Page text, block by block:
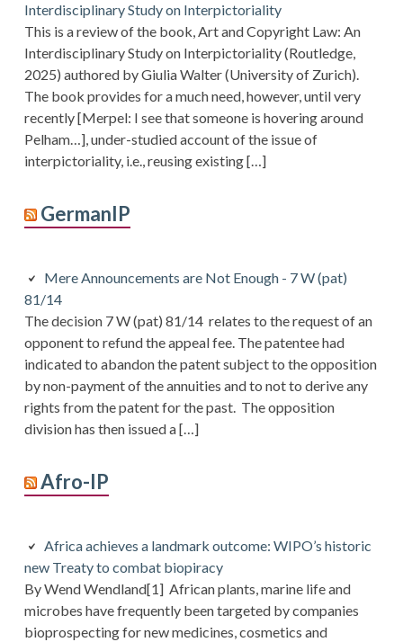
Interdisciplinary Study on Interpictoriality
This is a review of the book, Art and Copyright Law: An
Interdisciplinary Study on Interpictoriality (Routledge,
2025) authored by Giulia Walter (University of Zurich).
The book provides for a much need, however, until very
recently [Merpel: I see that someone is hovering around
Pelham…], under-studied account of the issue of
interpictoriality, i.e., reusing existing […]
GermanIP
Mere Announcements are Not Enough - 7 W (pat)
81/14
The decision 7 W (pat) 81/14 relates to the request of an
opponent to refund the appeal fee. The patentee had
indicated to abandon the patent subject to the opposition
by non-payment of the annuities and to not to derive any
rights from the patent for the past. The opposition
division has then issued a […]
Afro-IP
Africa achieves a landmark outcome: WIPO’s historic
new Treaty to combat biopiracy
By Wend Wendland[1] African plants, marine life and
microbes have frequently been targeted by companies
bioprospecting for new medicines, cosmetics and